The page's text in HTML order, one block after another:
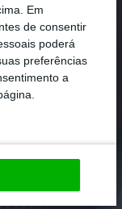
Em
de consentir
poderá
preferências
a